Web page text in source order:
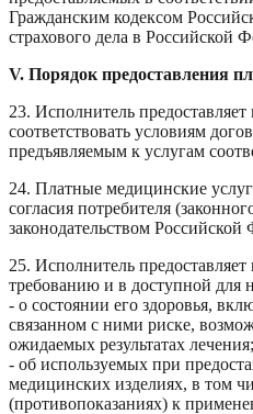
Гражданским кодексом
страхового дела в Российской
V. Порядок предоставления
23. Исполнитель
соответствовать условиям
предъявляемым к услугам
24. Платные медицинские
согласия потребителя
законодательством
25. Исполнитель
требованию и в доступной
- о состоянии его здоровья,
связанном с ними риске,
ожидаемых результатах лечения;
- об используемых при
медицинских изделиях, в том
(противопоказаниях) к